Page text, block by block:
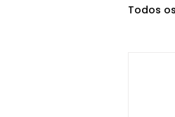
Todos